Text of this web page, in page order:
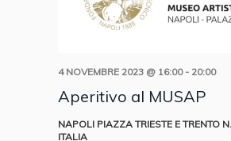
Aperitivo al MUSAP
4 NOVEMBRE 2023 @ 16:00- 20:00
NAPOLI PIAZZA TRIESTE E TRENTO
ITALIA